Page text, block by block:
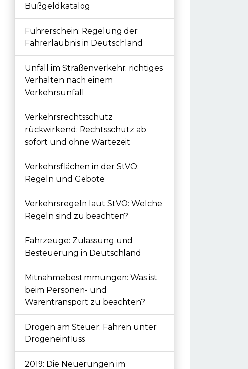
Bußgeldkatalog
Führerschein: Regelung der
Fahrerlaubnis in Deutschland
Unfall im Straßenverkehr: richtiges
Verhalten nach einem
Verkehrsunfall
Verkehrsrechtsschutz
rückwirkend: Rechtsschutz ab
sofort und ohne Wartezeit
Verkehrsflächen in der StVO:
Regeln und Gebote
Verkehrsregeln laut StVO: Welche
Regeln sind zu beachten?
Fahrzeuge: Zulassung und
Besteuerung in Deutschland
Mitnahmebestimmungen: Was ist
beim Personen- und
Warentransport zu beachten?
Drogen am Steuer: Fahren unter
Drogeneinfluss
2019: Die Neuerungen im